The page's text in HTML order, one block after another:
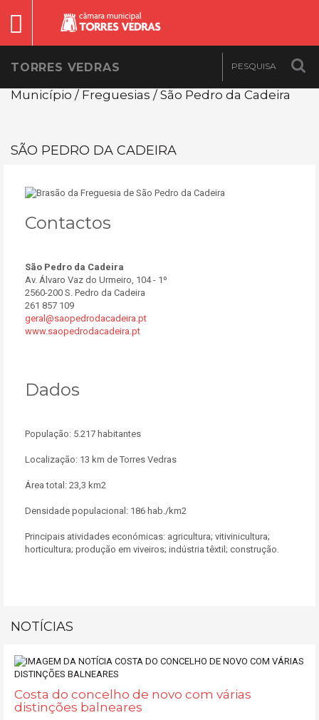
TORRES VEDRAS
Município / Freguesias / São Pedro da Cadeira
SÃO PEDRO DA CADEIRA
Contactos
São Pedro da Cadeira
Av. Álvaro Vaz do Urmeiro, 104 - 1º
2560-200 S. Pedro da Cadeira
261 857 109
geral@saopedrodacadeira.pt
www.saopedrodacadeira.pt
Dados
População: 5.217 habitantes
Localização: 13 km de Torres Vedras
Área total: 23,3 km2
Densidade populacional: 186 hab./km2
Principais atividades económicas: agricultura; vitivinicultura;
horticultura; produção em viveiros; indústria têxtil; construção.
NOTÍCIAS
Costa do concelho de novo com várias
distinções balneares